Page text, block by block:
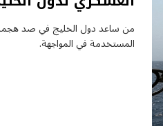
من ساعد دول الخليج في صد
المستخدمة في المواجهة.